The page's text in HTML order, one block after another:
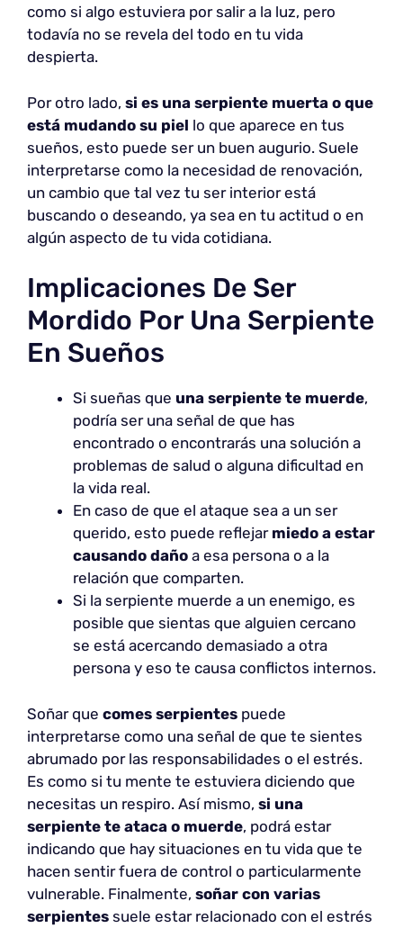
como si algo estuviera por salir a la luz, pero
todavía no se revela del todo en tu vida
despierta.
Por otro lado, si es una serpiente muerta o que
está mudando su piel lo que aparece en tus
sueños, esto puede ser un buen augurio. Suele
interpretarse como la necesidad de renovación,
un cambio que tal vez tu ser interior está
buscando o deseando, ya sea en tu actitud o en
algún aspecto de tu vida cotidiana.
Implicaciones De Ser
Mordido Por Una Serpiente
En Sueños
Si sueñas que una serpiente te muerde,
podría ser una señal de que has
encontrado o encontrarás una solución a
problemas de salud o alguna dificultad en
la vida real.
En caso de que el ataque sea a un ser
querido, esto puede reflejar miedo a estar
causando daño a esa persona o a la
relación que comparten.
Si la serpiente muerde a un enemigo, es
posible que sientas que alguien cercano
se está acercando demasiado a otra
persona y eso te causa conflictos internos.
Soñar que comes serpientes puede
interpretarse como una señal de que te sientes
abrumado por las responsabilidades o el estrés.
Es como si tu mente te estuviera diciendo que
necesitas un respiro. Así mismo, si una
serpiente te ataca o muerde, podrá estar
indicando que hay situaciones en tu vida que te
hacen sentir fuera de control o particularmente
vulnerable. Finalmente, soñar con varias
serpientes suele estar relacionado con el estrés